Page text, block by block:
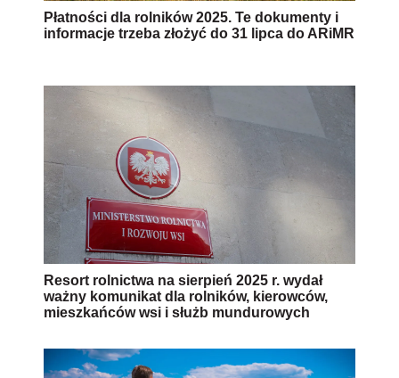
Płatności dla rolników 2025. Te dokumenty i
informacje trzeba złożyć do 31 lipca do ARiMR
Resort rolnictwa na sierpień 2025 r. wydał
ważny komunikat dla rolników, kierowców,
mieszkańców wsi i służb mundurowych